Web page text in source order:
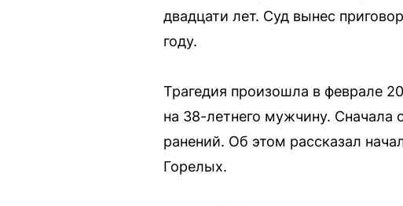
двадцати лет. Суд вынес
году.
Трагедия произошла в феврале
на 38-летнего мужчину. Сначала
ранений. Об этом рассказал
Горелых.